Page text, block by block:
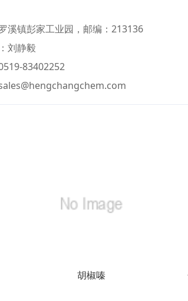
溪镇彭家工业园，邮编：213136
刘静毅
83402252
胡椒嗪